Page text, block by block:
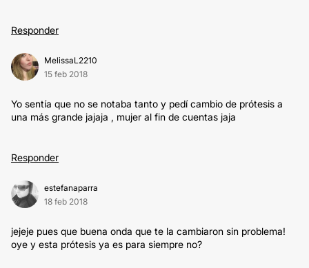
Responder
MelissaL2210
15 feb 2018
Yo sentía que no se notaba tanto y pedí cambio de prótesis a
una más grande jajaja , mujer al fin de cuentas jaja
Responder
estefanaparra
18 feb 2018
jejeje pues que buena onda que te la cambiaron sin problema!
oye y esta prótesis ya es para siempre no?